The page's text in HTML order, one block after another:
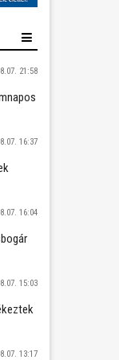
21:58
16:37
16:04
15:03
13:17